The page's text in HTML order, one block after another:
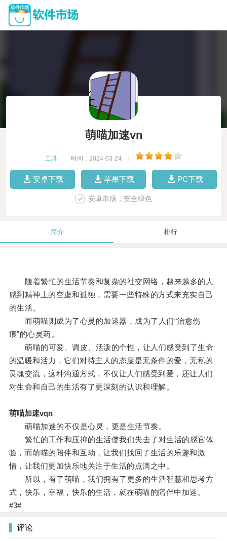
萌喵加速vn
工具 时间：2024-03-24
安卓下载 苹果下载 PC下载
安卓市场，安全绿色
简介 排行
随着繁忙的生活节奏和复杂的社交网络，越来越多的人
感到精神上的空虚和孤独，需要一些特殊的方式来充实自己
的生活。
而萌喵则成为了心灵的加速器，成为了人们“治愈伤
痕”的心灵药。
萌喵的可爱、调皮、活泼的个性，让人们感受到了生命
的温暖和活力，它们对待主人的态度是无条件的爱，无私的
灵魂交流，这种沟通方式，不仅让人们感受到爱，还让人们
对生命和自己的生活有了更深刻的认识和理解。
萌喵加速vqn
萌喵加速的不仅是心灵，更是生活节奏。
繁忙的工作和压抑的生活使我们失去了对生活的感官体
验，而萌喵的陪伴和互动，让我们找回了生活的乐趣和激
情，让我们更加快乐地关注于生活的点滴之中。
所以，有了萌喵，我们拥有了更多的生活智慧和思考方
式，快乐，幸福，快乐的生活，就在萌喵的陪伴中加速。
#3#
评论